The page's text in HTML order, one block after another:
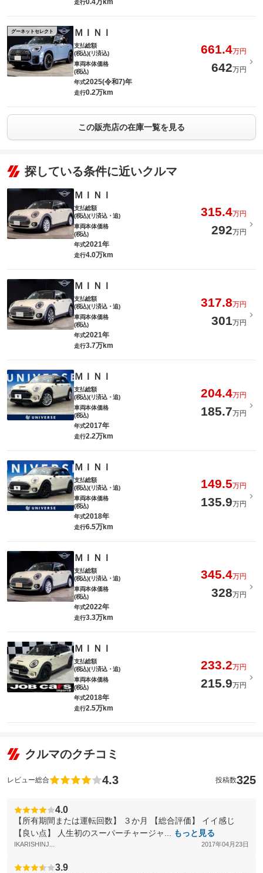
走行0.4万km
グーネットセレクト ＭＩＮＩ
支払総額
(税込)(リ済込)
661.4万円
車両本体価格
(税込)
642万円
年式2025(令和7)年
走行0.2万km
この販売店の在庫一覧を見る
探している条件に近いクルマ
ＭＩＮＩ
支払総額
(税込)(リ済込・追)
315.4万円
車両本体価格
(税込)
292万円
年式2021年
走行4.0万km
ＭＩＮＩ
支払総額
(税込)(リ済込・追)
317.8万円
車両本体価格
(税込)
301万円
年式2021年
走行3.7万km
ＭＩＮＩ
支払総額
(税込)(リ済込・追)
204.4万円
車両本体価格
(税込)
185.7万円
年式2017年
走行2.2万km
ＭＩＮＩ
支払総額
(税込)(リ済込・追)
149.5万円
車両本体価格
(税込)
135.9万円
年式2018年
走行6.5万km
ＭＩＮＩ
支払総額
(税込)(リ済込・追)
345.4万円
車両本体価格
(税込)
328万円
年式2022年
走行3.3万km
ＭＩＮＩ
支払総額
(税込)(リ済込・追)
233.2万円
車両本体価格
(税込)
215.9万円
年式2018年
走行2.5万km
クルマのクチコミ
レビュー総合 4.3 投稿数325
4.0
【所有期間または運転回数】 ３か月 【総合評価】 イイ感じ
【良い点】 人生初のスーパーチャージャ...
もっと見る
IKARISHINJ... 2017年04月23日
3.9